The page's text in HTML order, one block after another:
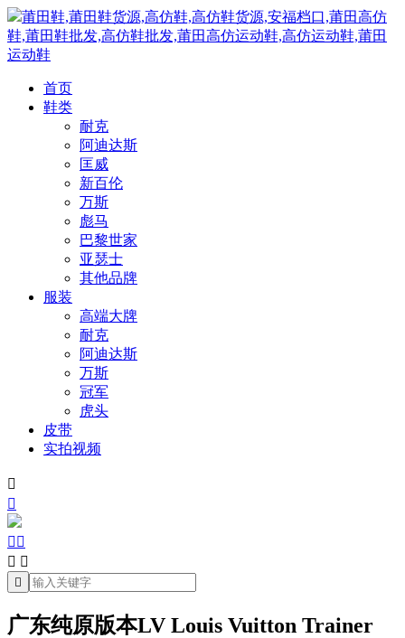
莆田鞋,莆田鞋货源,高仿鞋,高仿鞋货源,安福档口,莆田高仿
鞋,莆田鞋批发,高仿鞋批发,莆田高仿运动鞋,高仿运动鞋,莆田
运动鞋
首页
鞋类
耐克
阿迪达斯
匡威
新百伦
万斯
彪马
巴黎世家
亚瑟士
其他品牌
服装
高端大牌
耐克
阿迪达斯
万斯
冠军
虎头
皮带
实拍视频


 
 

广东纯原版本LV Louis Vuitton Trainer